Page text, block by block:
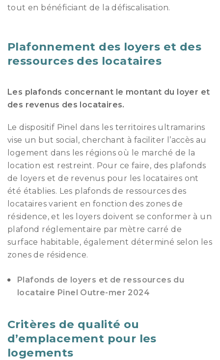
tout en bénéficiant de la défiscalisation.
Plafonnement des loyers et des
ressources des locataires
Les plafonds concernant le montant du loyer et
des revenus des locataires.
Le dispositif Pinel dans les territoires ultramarins
vise un but social, cherchant à faciliter l’accès au
logement dans les régions où le marché de la
location est restreint. Pour ce faire, des plafonds
de loyers et de revenus pour les locataires ont
été établies. Les plafonds de ressources des
locataires varient en fonction des zones de
résidence, et les loyers doivent se conformer à un
plafond réglementaire par mètre carré de
surface habitable, également déterminé selon les
zones de résidence.
Plafonds de loyers et de ressources du
locataire Pinel Outre-mer 2024
Critères de qualité ou
d’emplacement pour les
logements